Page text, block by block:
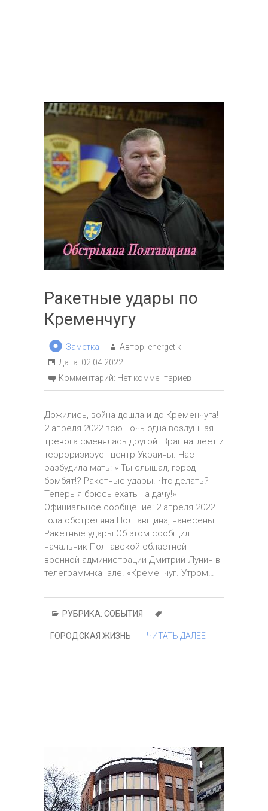
Ракетные удары по
Кременчугу
Заметка Автор: energetik
Дата: 02.04.2022
Комментарий: Нет комментариев
Дожились, война дошла и до Кременчуга!
2 апреля 2022 всю ночь одна воздушная
тревога сменялась другой. Враг наглеет и
терроризирует центр Украины. Нас
разбудила мать: » Ты слышал, город
бомбят!? Ракетные удары. Что делать?
Теперь я боюсь ехать на дачу!»
Официальное сообщение: 2 апреля 2022
года обстреляна Полтавщина, нанесены
Ракетные удары Об этом сообщил
начальник Полтавской областной
военной администрации Дмитрий Лунин в
телеграмм-канале. «Кременчуг. Утром…
РУБРИКА: СОБЫТИЯ
ГОРОДСКАЯ ЖИЗНЬ ЧИТАТЬ ДАЛЕЕ